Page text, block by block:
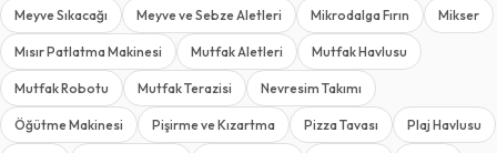
Meyve Sıkacağı Meyve ve Sebze Aletleri Mikrodalga Fırın Mikser
Mısır Patlatma Makinesi Mutfak Aletleri Mutfak Havlusu
Mutfak Robotu Mutfak Terazisi Nevresim Takımı
Öğütme Makinesi Pişirme ve Kızartma Pizza Tavası Plaj Havlusu